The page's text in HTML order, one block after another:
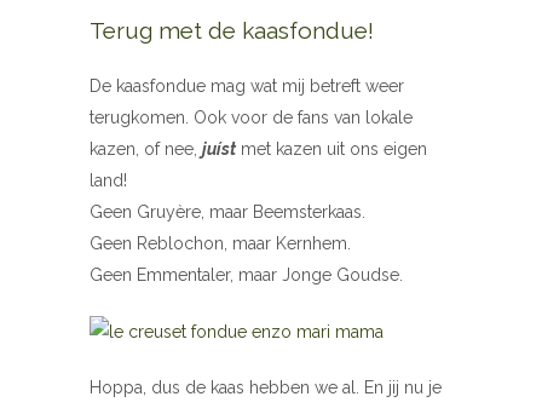
Terug met de kaasfondue!
De kaasfondue mag wat mij betreft weer
terugkomen. Ook voor de fans van lokale
kazen, of nee, juístmet kazen uit ons eigen
land!
Geen Gruyère, maar Beemsterkaas.
Geen Reblochon, maar Kernhem.
Geen Emmentaler, maar Jonge Goudse.
Hoppa, dus de kaas hebben we al. En jij nu je